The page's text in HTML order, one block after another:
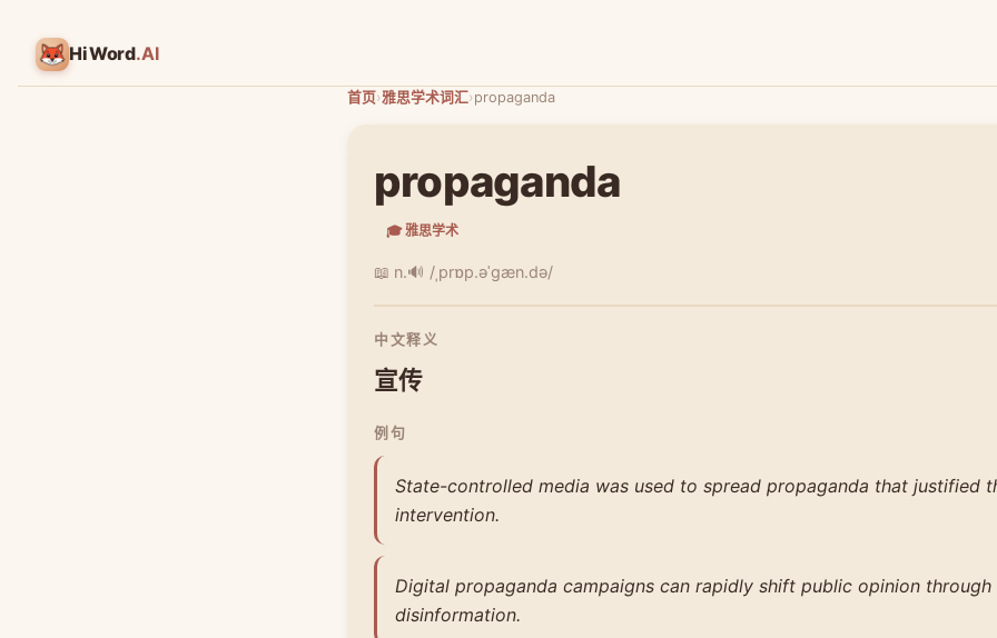
HiWord.AI
首页›雅思学术词汇›propaganda
propaganda
🎓 雅思学术
📖 n.🔊 /ˌprɒp.əˈɡæn.də/
中文释义
宣传
例句
State-controlled media was used to spread propaganda that justified
intervention.
Digital propaganda campaigns can rapidly shift public opinion
disinformation.